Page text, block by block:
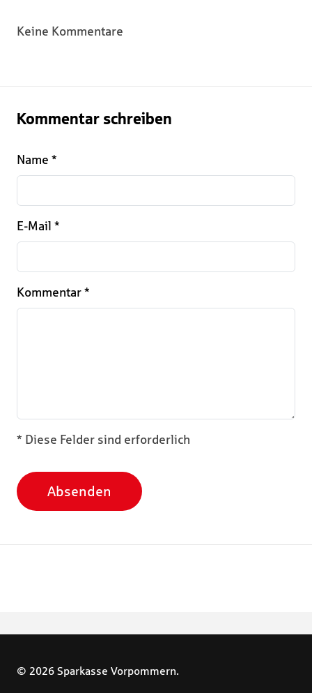
Keine Kommentare
Kommentar schreiben
Name *
E-Mail *
Kommentar *
* Diese Felder sind erforderlich
Absenden
© 2026 Sparkasse Vorpommern.